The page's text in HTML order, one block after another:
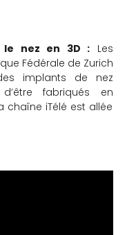
le nez en 3D : Les
Fédérale de Zurich
implants de nez
fabriqués en
chaîne iTélé est allée